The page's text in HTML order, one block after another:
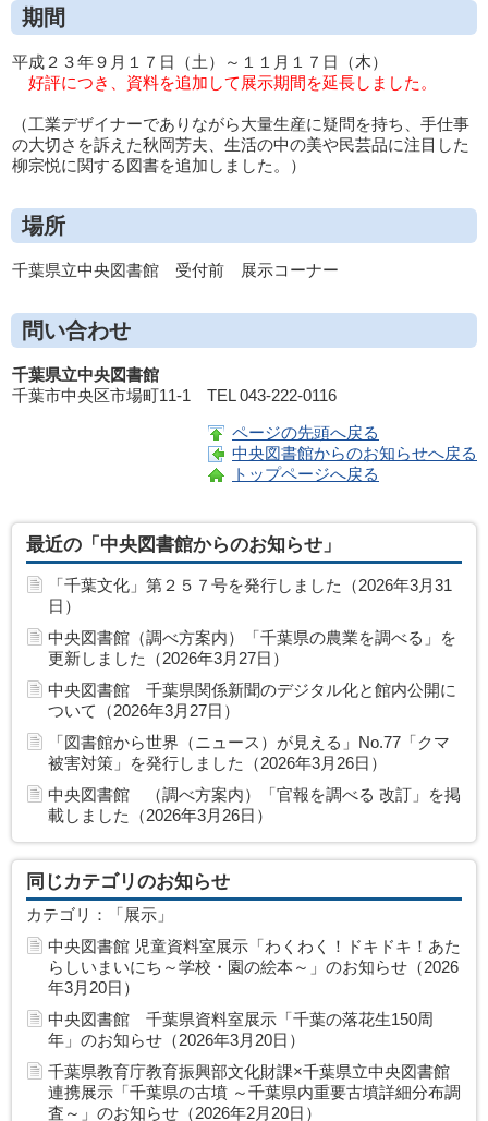
期間
平成２３年９月１７日（土）～１１月１７日（木）
好評につき、資料を追加して展示期間を延長しました。
（工業デザイナーでありながら大量生産に疑問を持ち、手仕事
の大切さを訴えた秋岡芳夫、生活の中の美や民芸品に注目した
柳宗悦に関する図書を追加しました。）
場所
千葉県立中央図書館 受付前 展示コーナー
問い合わせ
千葉県立中央図書館
千葉市中央区市場町11-1 TEL 043-222-0116
ページの先頭へ戻る
中央図書館からのお知らせへ戻る
トップページへ戻る
最近の「中央図書館からのお知らせ」
「千葉文化」第２５７号を発行しました（2026年3月31
日）
中央図書館（調べ方案内）「千葉県の農業を調べる」を
更新しました（2026年3月27日）
中央図書館 千葉県関係新聞のデジタル化と館内公開に
ついて（2026年3月27日）
「図書館から世界（ニュース）が見える」No.77「クマ
被害対策」を発行しました（2026年3月26日）
中央図書館 （調べ方案内）「官報を調べる 改訂」を掲
載しました（2026年3月26日）
同じカテゴリのお知らせ
カテゴリ：「展示」
中央図書館 児童資料室展示「わくわく！ドキドキ！あた
らしいまいにち～学校・園の絵本～」のお知らせ（2026
年3月20日）
中央図書館 千葉県資料室展示「千葉の落花生150周
年」のお知らせ（2026年3月20日）
千葉県教育庁教育振興部文化財課×千葉県立中央図書館
連携展示「千葉県の古墳 ～千葉県内重要古墳詳細分布調
査～」のお知らせ（2026年2月20日）